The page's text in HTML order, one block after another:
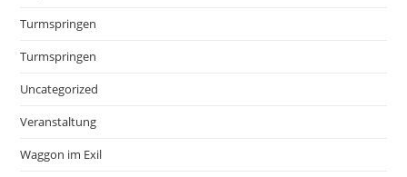
Turmspringen
Turmspringen
Uncategorized
Veranstaltung
Waggon im Exil